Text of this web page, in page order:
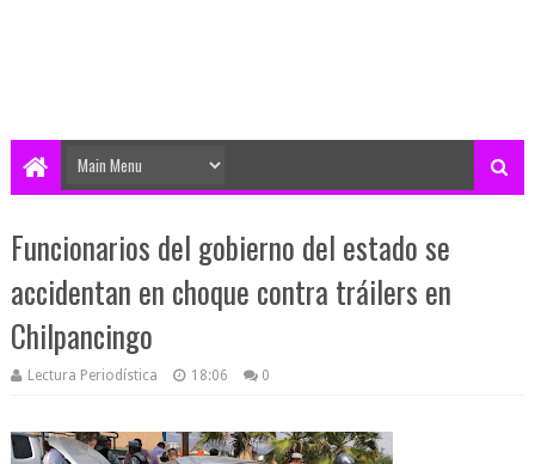
Funcionarios del gobierno del estado se
accidentan en choque contra tráilers en
Chilpancingo
Lectura Periodística 18:06 0